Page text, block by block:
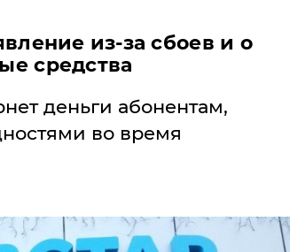
из-за сбоев и о
средства
деньги абонентам,
во время